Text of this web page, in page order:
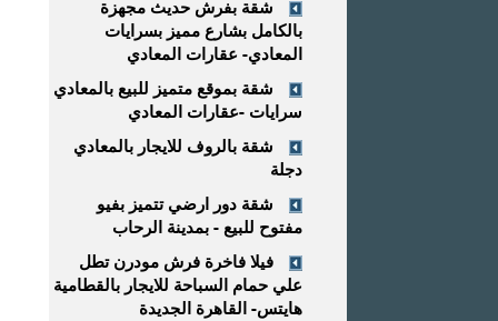
شقة بفرش حديث مجهزة
بالكامل بشارع مميز بسرايات
المعادي- عقارات المعادي
شقة بموقع متميز للبيع بالمعادي
سرايات -عقارات المعادي
شقة بالروف للايجار بالمعادي
دجلة
شقة دور ارضي تتميز بفيو
مفتوح للبيع - بمدينة الرحاب
فيلا فاخرة فرش مودرن تطل
علي حمام السباحة للايجار بالقطامية
هايتس- القاهرة الجديدة